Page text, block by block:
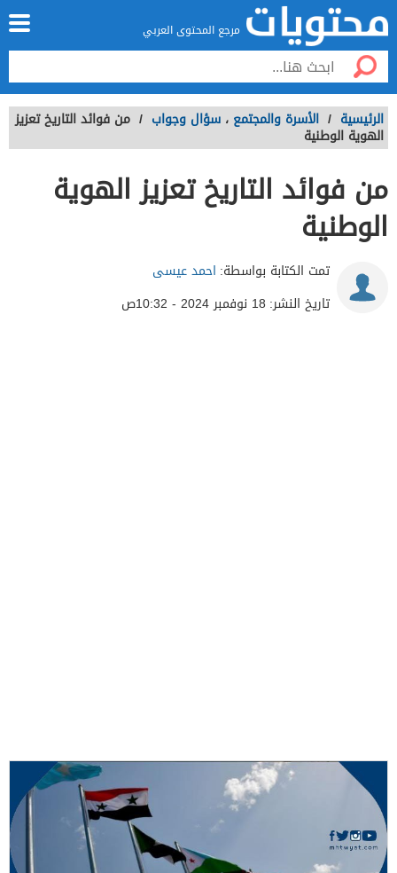
مرجع المحتوى العربي
الرئيسية / الأسرة والمجتمع ، سؤال وجواب / من فوائد التاريخ تعزيز
الهوية الوطنية
من فوائد التاريخ تعزيز الهوية
الوطنية
تمت الكتابة بواسطة: احمد عيسى
تاريخ النشر: 18 نوفمبر 2024 - 10:32ص